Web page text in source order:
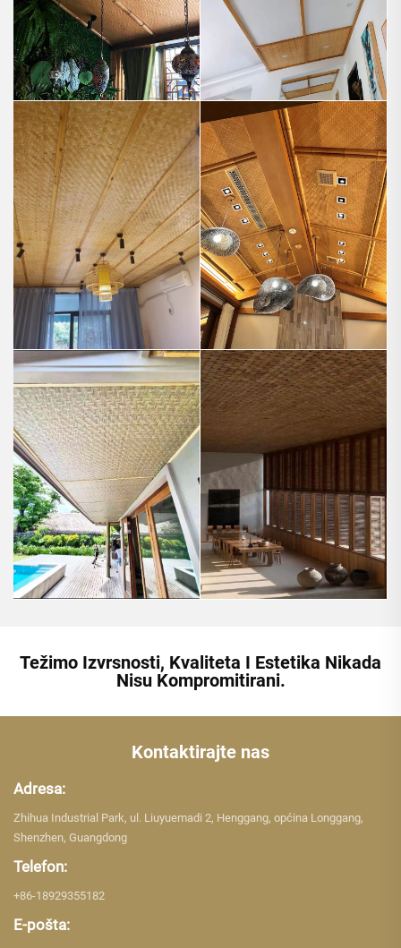
Težimo Izvrsnosti, Kvaliteta I Estetika Nikada
Nisu Kompromitirani.
Kontaktirajte nas
Adresa:
Zhihua Industrial Park, ul. Liuyuemadi 2, Henggang, općina Longgang,
Shenzhen, Guangdong
Telefon:
+86-18929355182
E-pošta: